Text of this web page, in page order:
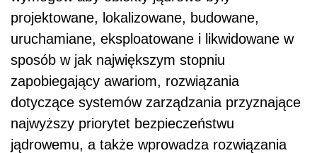
projektowane, lokalizowane, budowane,
uruchamiane, eksploatowane i likwidowane w
sposób w jak największym stopniu
zapobiegający awariom, rozwiązania
dotyczące systemów zarządzania przyznające
najwyższy priorytet bezpieczeństwu
jądrowemu, a także wprowadza rozwiązania